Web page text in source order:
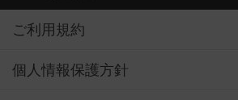
ご利用規約
個人情報保護方針